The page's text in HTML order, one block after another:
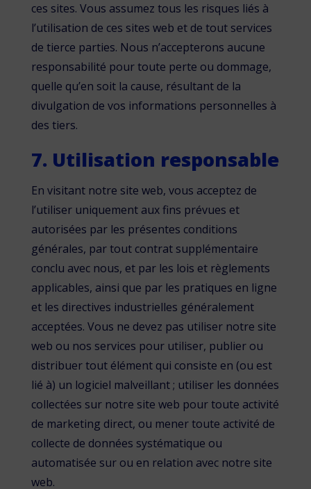
ces sites. Vous assumez tous les risques liés à
l’utilisation de ces sites web et de tout services
de tierce parties. Nous n’accepterons aucune
responsabilité pour toute perte ou dommage,
quelle qu’en soit la cause, résultant de la
divulgation de vos informations personnelles à
des tiers.
7. Utilisation responsable
En visitant notre site web, vous acceptez de
l’utiliser uniquement aux fins prévues et
autorisées par les présentes conditions
générales, par tout contrat supplémentaire
conclu avec nous, et par les lois et règlements
applicables, ainsi que par les pratiques en ligne
et les directives industrielles généralement
acceptées. Vous ne devez pas utiliser notre site
web ou nos services pour utiliser, publier ou
distribuer tout élément qui consiste en (ou est
lié à) un logiciel malveillant ; utiliser les données
collectées sur notre site web pour toute activité
de marketing direct, ou mener toute activité de
collecte de données systématique ou
automatisée sur ou en relation avec notre site
web.